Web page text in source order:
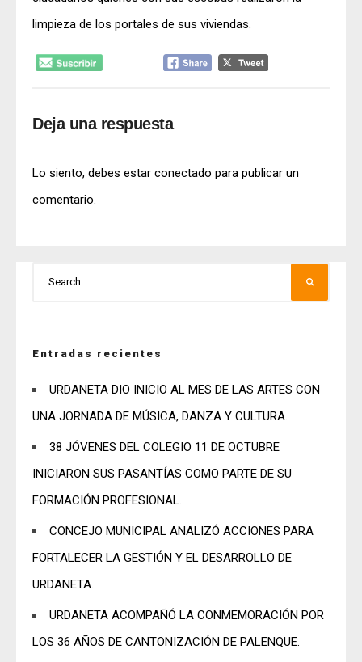
limpieza de los portales de sus viviendas.
Deja una respuesta
Lo siento, debes estar conectado para publicar un
comentario.
Entradas recientes
URDANETA DIO INICIO AL MES DE LAS ARTES CON
UNA JORNADA DE MÚSICA, DANZA Y CULTURA.
38 JÓVENES DEL COLEGIO 11 DE OCTUBRE
INICIARON SUS PASANTÍAS COMO PARTE DE SU
FORMACIÓN PROFESIONAL.
CONCEJO MUNICIPAL ANALIZÓ ACCIONES PARA
FORTALECER LA GESTIÓN Y EL DESARROLLO DE
URDANETA.
URDANETA ACOMPAÑÓ LA CONMEMORACIÓN POR
LOS 36 AÑOS DE CANTONIZACIÓN DE PALENQUE.